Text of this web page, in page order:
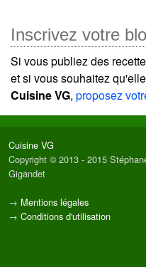
Inscrivez votre
Si vous publiez des
et si vous souhaitez
Cuisine VG, proposez
Cuisine VG
Copyright © 2013 - 2015
Gigandet
→ Mentions légales
→ Conditions d'utilisation